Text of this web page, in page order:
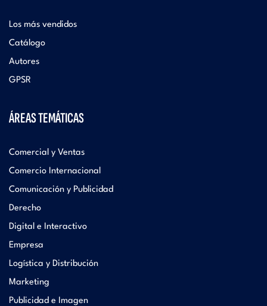
Los más vendidos
Catálogo
Autores
GPSR
ÁREAS TEMÁTICAS
Comercial y Ventas
Comercio Internacional
Comunicación y Publicidad
Derecho
Digital e Interactivo
Empresa
Logística y Distribución
Marketing
Publicidad e Imagen